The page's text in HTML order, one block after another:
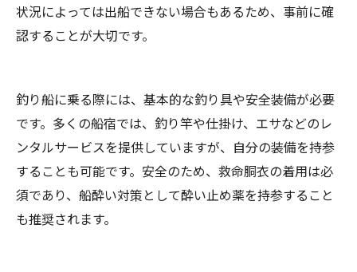
状況によっては出船できない場合もあるため、事前に確
認することが大切です。
釣り船に乗る際には、基本的な釣り具や安全装備が必要
です。多くの船宿では、釣り竿や仕掛け、エサなどのレ
ンタルサービスを提供していますが、自分の装備を持参
することも可能です。安全のため、救命胴衣の着用は必
須であり、船酔い対策として酔い止め薬を持参すること
も推奨されます。